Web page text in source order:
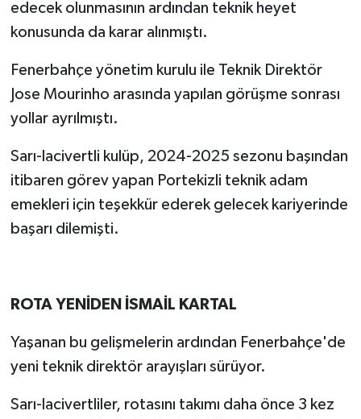
edecek olunmasının ardından teknik heyet
konusunda da karar alınmıştı.
Fenerbahçe yönetim kurulu ile Teknik Direktör
Jose Mourinho arasında yapılan görüşme sonrası
yollar ayrılmıştı.
Sarı-lacivertli kulüp, 2024-2025 sezonu başından
itibaren görev yapan Portekizli teknik adam
emekleri için teşekkür ederek gelecek kariyerinde
başarı dilemişti.
ROTA YENİDEN İSMAİL KARTAL
Yaşanan bu gelişmelerin ardından Fenerbahçe'de
yeni teknik direktör arayışları sürüyor.
Sarı-lacivertliler, rotasını takımı daha önce 3 kez